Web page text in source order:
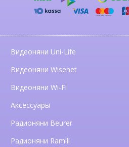
Видеоняни Uni-Life
Видеоняни Wisenet
Видеоняни Wi-Fi
Аксессуары
Радионяни Beurer
Радионяни Ramili